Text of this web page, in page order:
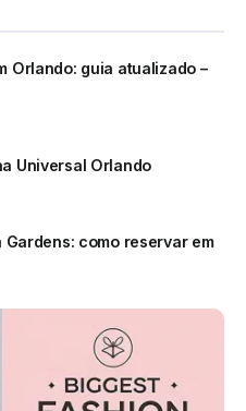
Orlando: guia atualizado –
Universal Orlando
como reservar em